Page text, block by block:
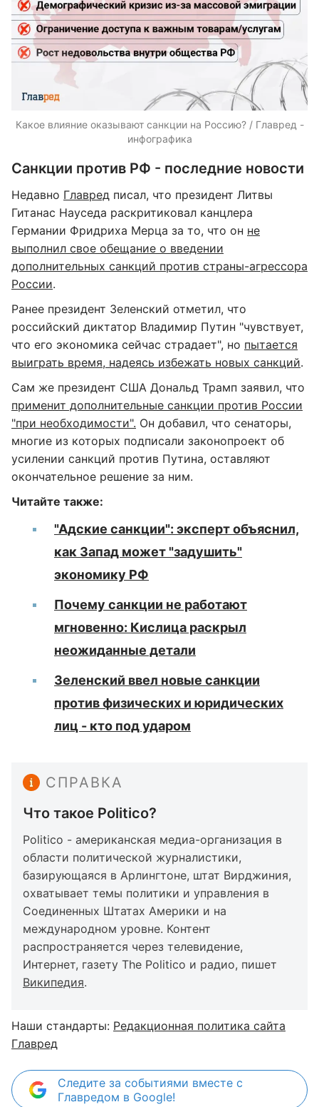
Какое влияние оказывают санкции на Россию? / Главред -
инфографика
Санкции против РФ - последние новости
Недавно Главред писал, что президент Литвы
Гитанас Науседа раскритиковал канцлера
Германии Фридриха Мерца за то, что он не
выполнил свое обещание о введении
дополнительных санкций против страны-агрессора
России.
Ранее президент Зеленский отметил, что
российский диктатор Владимир Путин "чувствует,
что его экономика сейчас страдает", но пытается
выиграть время, надеясь избежать новых санкций.
Сам же президент США Дональд Трамп заявил, что
применит дополнительные санкции против России
"при необходимости". Он добавил, что сенаторы,
многие из которых подписали законопроект об
усилении санкций против Путина, оставляют
окончательное решение за ним.
Читайте также:
"Адские санкции": эксперт объяснил,
как Запад может "задушить"
экономику РФ
Почему санкции не работают
мгновенно: Кислица раскрыл
неожиданные детали
Зеленский ввел новые санкции
против физических и юридических
лиц - кто под ударом
СПРАВКА
Что такое Politico?
Politico - американская медиа-организация в
области политической журналистики,
базирующаяся в Арлингтоне, штат Вирджиния,
охватывает темы политики и управления в
Соединенных Штатах Америки и на
международном уровне. Контент
распространяется через телевидение,
Интернет, газету The Politico и радио, пишет
Википедия.
Наши стандарты: Редакционная политика сайта
Главред
Следите за событиями вместе с
Главредом в Google!